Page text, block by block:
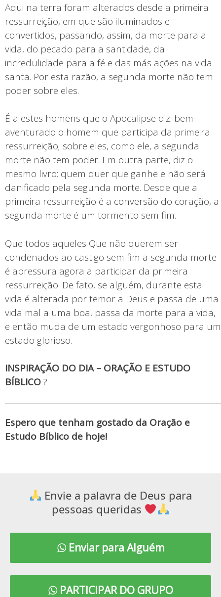
Aqui na terra foram alterados desde a primeira
ressurreição, em que são iluminados e
convertidos, passando, assim, da morte para a
vida, do pecado para a santidade, da
incredulidade para a fé e das más ações na vida
santa. Por esta razão, a segunda morte não tem
poder sobre eles.
É a estes homens que o Apocalipse diz: bem-
aventurado o homem que participa da primeira
ressurreição; sobre eles, como ele, a segunda
morte não tem poder. Em outra parte, diz o
mesmo livro: quem quer que ganhe e não será
danificado pela segunda morte. Desde que a
primeira ressurreição é a conversão do coração, a
segunda morte é um tormento sem fim.
Que todos aqueles Que não querem ser
condenados ao castigo sem fim a segunda morte
é apressura agora a participar da primeira
ressurreição. De fato, se alguém, durante esta
vida é alterada por temor a Deus e passa de uma
vida mal a uma boa, passa da morte para a vida,
e então muda de um estado vergonhoso para um
estado glorioso.
INSPIRAÇÃO DO DIA – ORAÇÃO E ESTUDO
BÍBLICO?
Espero que tenham gostado da Oração e
Estudo Bíblico de hoje!
Envie a palavra de Deus para
pessoas queridas
Enviar para Alguém
PARTICIPAR DO GRUPO